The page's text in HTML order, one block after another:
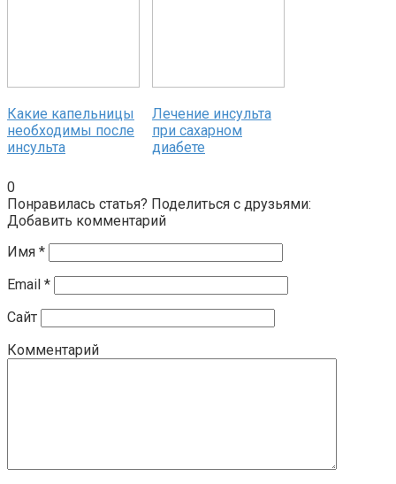
Какие капельницы
необходимы после
инсульта
Лечение инсульта
при сахарном
диабете
0
Понравилась статья? Поделиться с друзьями:
Добавить комментарий
Имя *
Email *
Сайт
Комментарий